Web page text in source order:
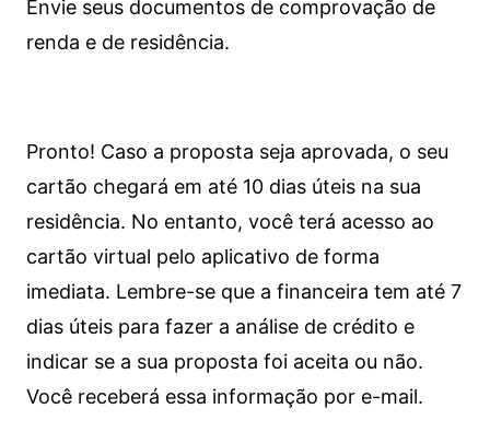
Envie seus documentos de comprovação de
renda e de residência.
Pronto! Caso a proposta seja aprovada, o seu
cartão chegará em até 10 dias úteis na sua
residência. No entanto, você terá acesso ao
cartão virtual pelo aplicativo de forma
imediata. Lembre-se que a financeira tem até 7
dias úteis para fazer a análise de crédito e
indicar se a sua proposta foi aceita ou não.
Você receberá essa informação por e-mail.